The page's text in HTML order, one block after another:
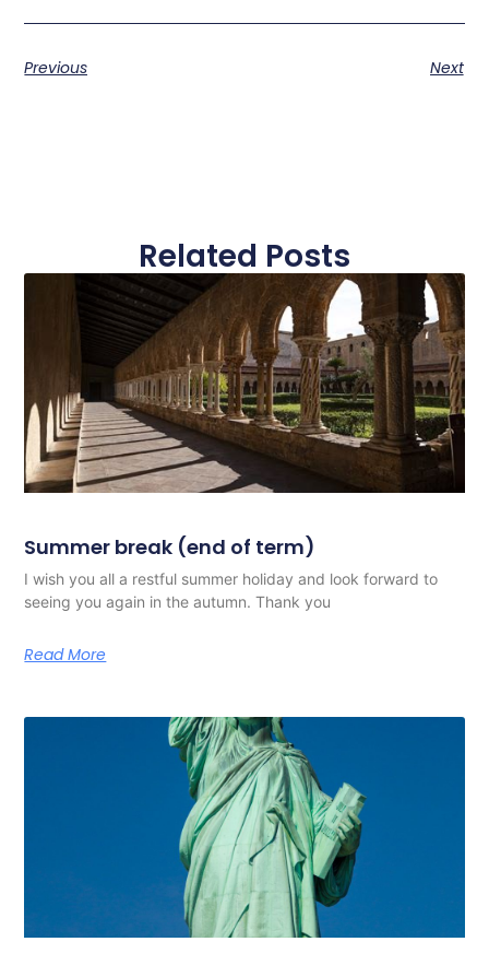
Previous Next
Related Posts
Summer break (end of term)
I wish you all a restful summer holiday and look forward to
seeing you again in the autumn. Thank you
Read More